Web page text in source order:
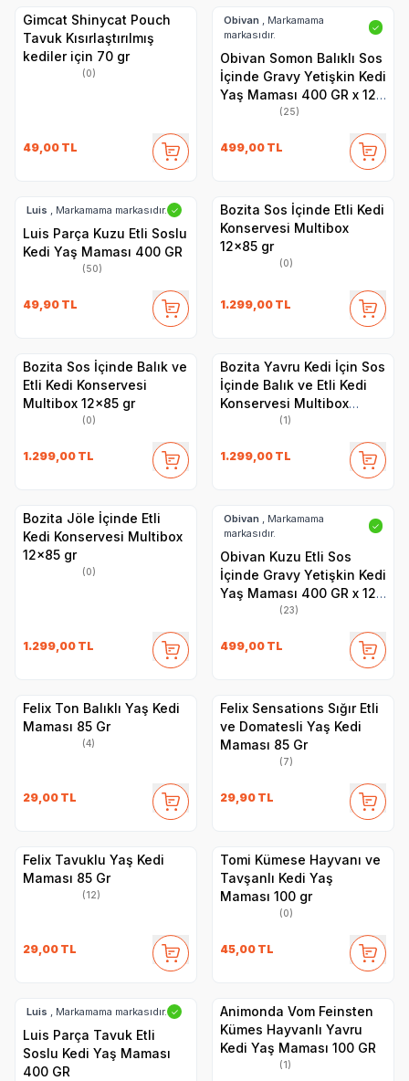
Gimcat Shinycat Pouch
Tavuk Kısırlaştırılmış
kediler için 70 gr
(0)
49,00 TL
Obivan , Markamama
markasıdır.
✓
Obivan Somon Balıklı Sos
İçinde Gravy Yetişkin Kedi
Yaş Maması 400 GR x 12
(25)
499,00 TL
Luis , Markamama markasıdır. ✓
Luis Parça Kuzu Etli Soslu
Kedi Yaş Maması 400 GR
(50)
49,90 TL
Bozita Sos İçinde Etli Kedi
Konservesi Multibox
12x85 gr
(0)
1.299,00 TL
Bozita Sos İçinde Balık ve
Etli Kedi Konservesi
Multibox 12x85 gr
(0)
1.299,00 TL
Bozita Yavru Kedi İçin Sos
İçinde Balık ve Etli Kedi
Konservesi Multibox
(1)
1.299,00 TL
Bozita Jöle İçinde Etli
Kedi Konservesi Multibox
12x85 gr
(0)
1.299,00 TL
Obivan , Markamama
markasıdır.
✓
Obivan Kuzu Etli Sos
İçinde Gravy Yetişkin Kedi
Yaş Maması 400 GR x 12
(23)
499,00 TL
Felix Ton Balıklı Yaş Kedi
Maması 85 Gr
(4)
29,00 TL
Felix Sensations Sığır Etli
ve Domatesli Yaş Kedi
Maması 85 Gr
(7)
29,90 TL
Felix Tavuklu Yaş Kedi
Maması 85 Gr
(12)
29,00 TL
Tomi Kümese Hayvanı ve
Tavşanlı Kedi Yaş
Maması 100 gr
(0)
45,00 TL
Luis , Markamama markasıdır. ✓
Luis Parça Tavuk Etli
Soslu Kedi Yaş Maması
400 GR
Animonda Vom Feinsten
Kümes Hayvanlı Yavru
Kedi Yaş Maması 100 GR
(1)